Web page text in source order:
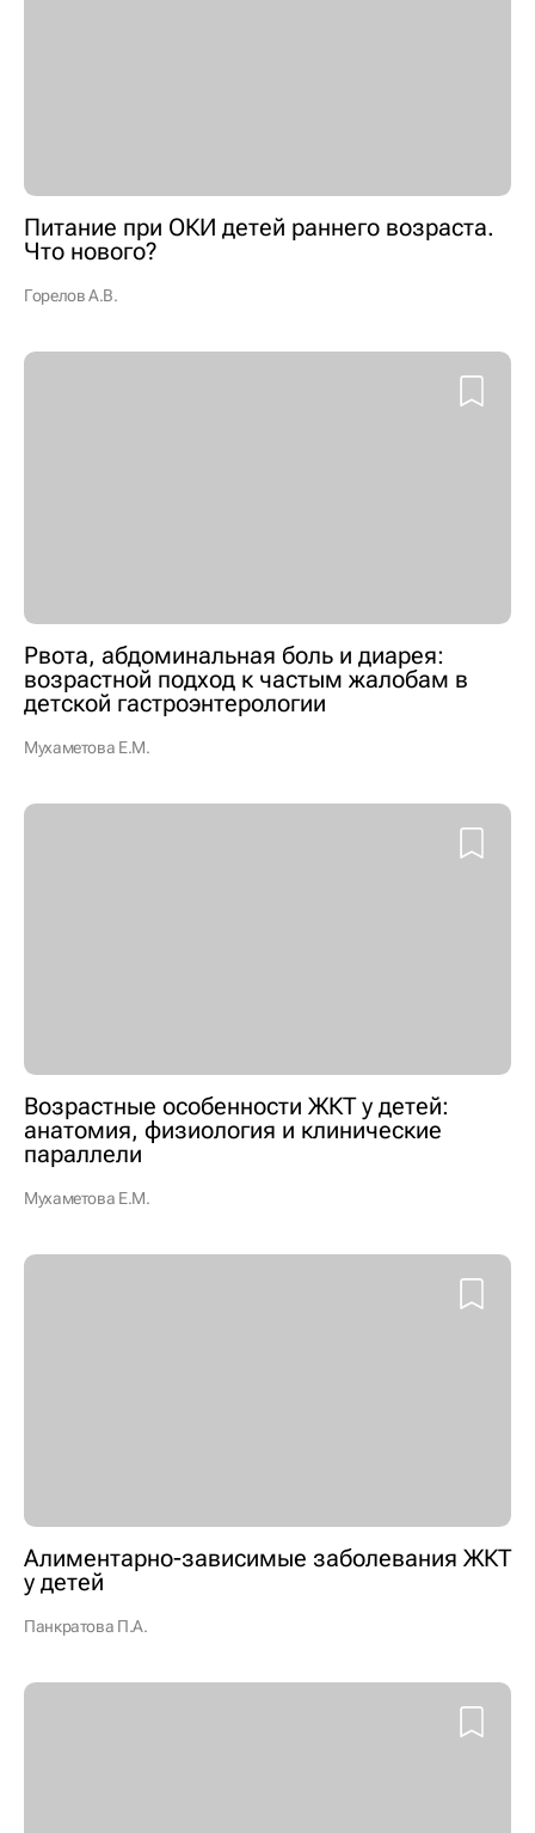
Питание при ОКИ детей раннего возраста.
Что нового?
Горелов А.В.
Рвота, абдоминальная боль и диарея:
возрастной подход к частым жалобам в
детской гастроэнтерологии
Мухаметова Е.М.
Возрастные особенности ЖКТ у детей:
анатомия, физиология и клинические
параллели
Мухаметова Е.М.
Алиментарно-зависимые заболевания ЖКТ
у детей
Панкратова П.А.